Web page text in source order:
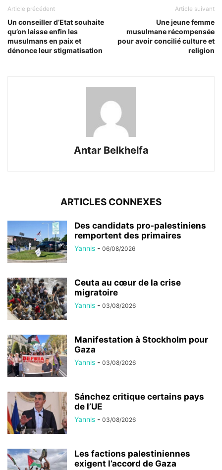
Article précédent
Un conseiller d’Etat souhaite
qu’on laisse enfin les
musulmans en paix et
dénonce leur stigmatisation
Article suivant
Une jeune femme
musulmane récompensée
pour avoir concilié culture et
religion
Antar Belkhelfa
ARTICLES CONNEXES
Des candidats pro-palestiniens
remportent des primaires
Yannis - 06/08/2026
Ceuta au cœur de la crise
migratoire
Yannis - 03/08/2026
Manifestation à Stockholm pour
Gaza
Yannis - 03/08/2026
Sánchez critique certains pays
de l’UE
Yannis - 03/08/2026
Les factions palestiniennes
exigent l’accord de Gaza